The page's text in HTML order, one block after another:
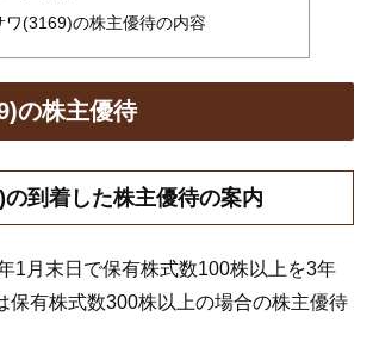
ワ(3169)の株主優待の内容
の株主優待
の到着した株主優待の案内
1月末日で保有株式数100株以上を3年
保有株式数300株以上の場合の株主優待